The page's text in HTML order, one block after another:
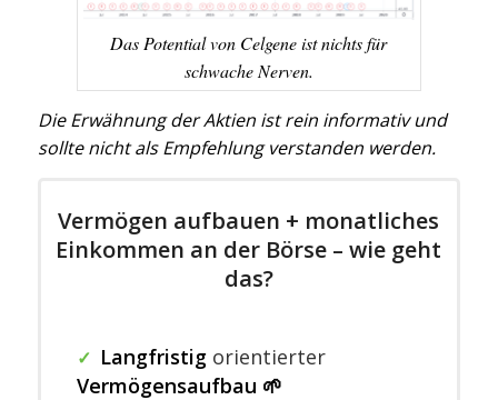
Das Potential von Celgene ist nichts für
schwache Nerven.
Die Erwähnung der Aktien ist rein informativ und
sollte nicht als Empfehlung verstanden werden.
Vermögen aufbauen + monatliches
Einkommen an der Börse – wie geht
das?
✓ Langfristigorientierter
Vermögensaufbau 🌱